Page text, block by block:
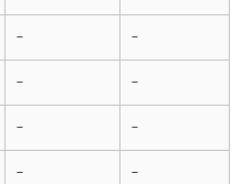
- -
- -
- -
- -